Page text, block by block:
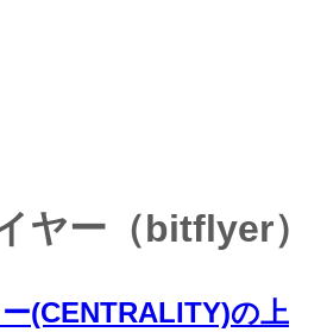
ヤー（bitflyer）
(CENTRALITY)の上